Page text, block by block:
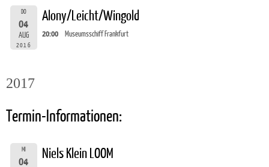
DO
04
AUG
2016
Alony/Leicht/Wingold
20:00 Museumsschiff Frankfurt
2017
Termin-Informationen:
MI
04
Niels Klein LOOM